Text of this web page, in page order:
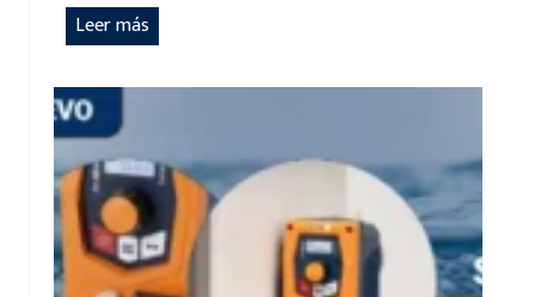
Leer más
o
m
d
o
s
i
f